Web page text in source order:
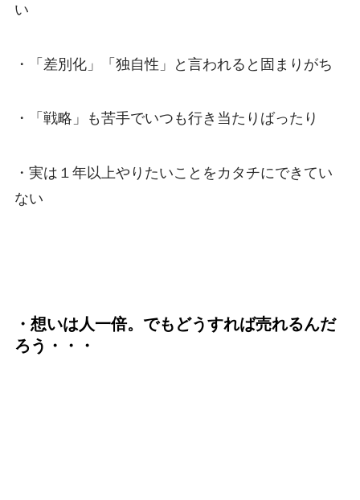
い
・「差別化」「独自性」と言われると固まりがち
・「戦略」も苦手でいつも行き当たりばったり
・実は１年以上やりたいことをカタチにできてい
ない
・想いは人一倍。でもどうすれば売れるんだ
ろう・・・